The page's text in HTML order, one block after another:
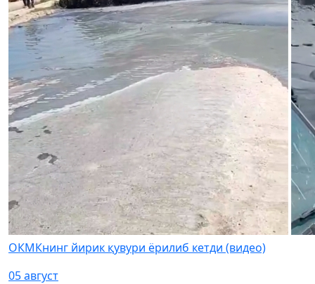
ОКМКнинг йирик қувури ёрилиб кетди (видео)
05 август